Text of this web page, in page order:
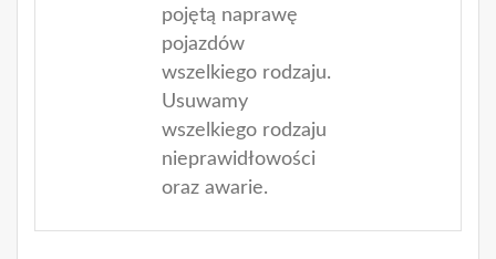
pojętą naprawę
pojazdów
wszelkiego rodzaju.
Usuwamy
wszelkiego rodzaju
nieprawidłowości
oraz awarie.